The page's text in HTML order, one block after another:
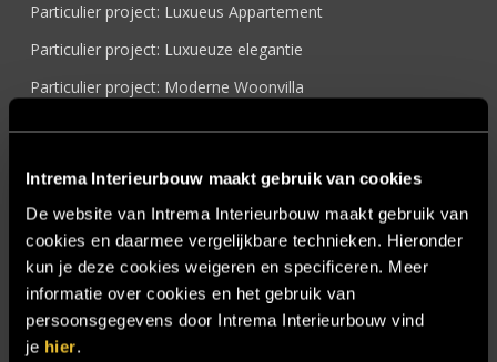
Intrema Interieurbouw maakt gebruik van cookies
De website van Intrema Interieurbouw maakt gebruik van
cookies en daarmee vergelijkbare technieken. Hieronder
kun je deze cookies weigeren en specificeren. Meer
informatie over cookies en het gebruik van
persoonsgegevens door Intrema Interieurbouw vind
je hier.
Particulier project: Luxueus Appartement
Particulier project: Luxueuze elegantie
Particulier project: Moderne Woonvilla
Referenties
Samenwerken
Sensire
Showroom